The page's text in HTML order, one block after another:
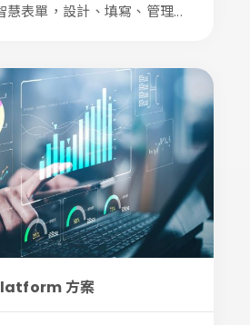
表單，設計、填寫、管理...
方案